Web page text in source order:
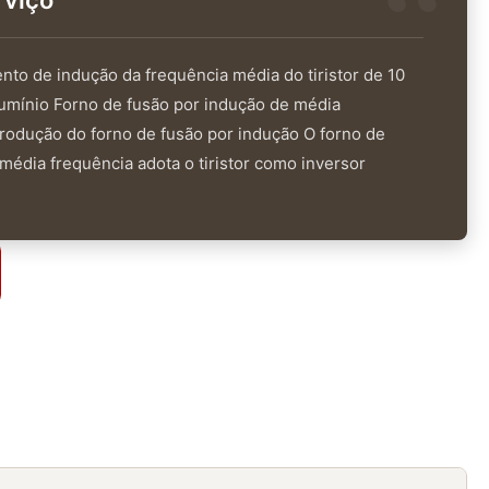
de indução da frequência média do tiristor de 10
Forno de fusão por indução de média
do forno de fusão por indução O forno de
frequência adota o tiristor como inversor